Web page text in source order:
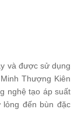
và được sử dụng
Thượng Kiên
nghệ tạo áp suất
đến bùn đặc